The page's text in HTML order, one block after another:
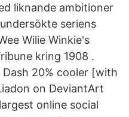
liknande ambitioner
seriens
Wilie Winkie's
kring 1908 .
20% cooler [with
on DeviantArt
online social